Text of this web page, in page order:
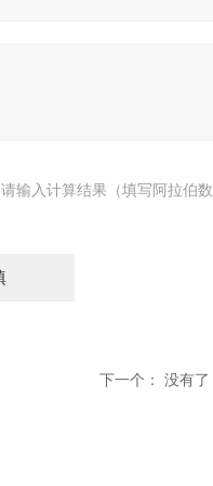
请输入计算结果（填写阿拉伯
下一个： 没有了